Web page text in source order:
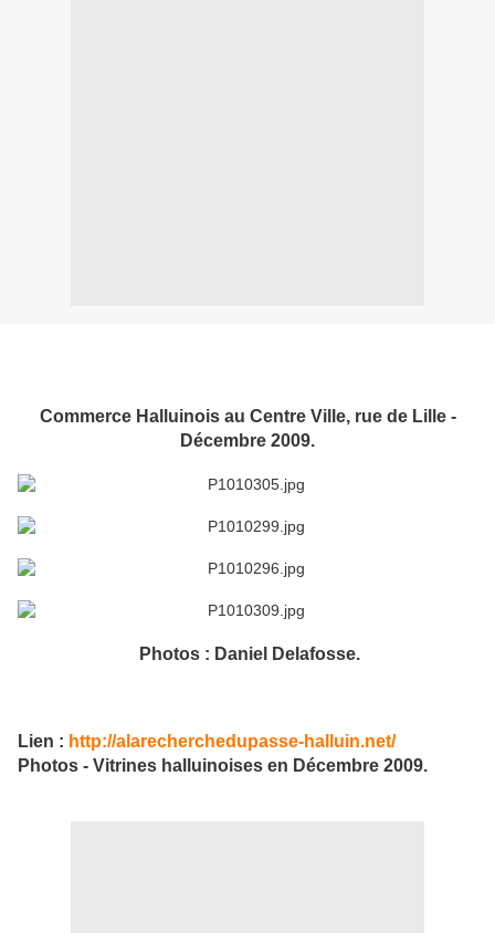
Commerce Halluinois au Centre Ville, rue de Lille -
Décembre 2009.
Photos : Daniel Delafosse.
Lien : http://alarecherchedupasse-halluin.net/
Photos - Vitrines halluinoises en Décembre 2009.